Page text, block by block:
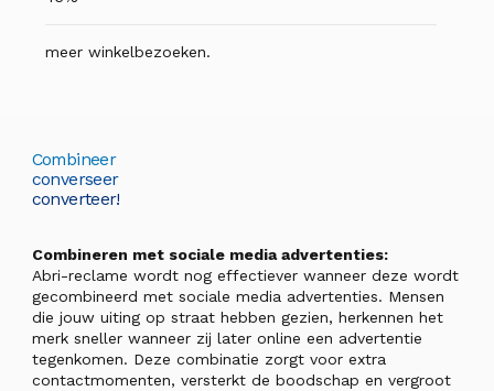
meer winkelbezoeken.
Combineer
converseer
converteer!
Combineren met sociale media advertenties:
Abri-reclame wordt nog effectiever wanneer deze wordt
gecombineerd met sociale media advertenties. Mensen
die jouw uiting op straat hebben gezien, herkennen het
merk sneller wanneer zij later online een advertentie
tegenkomen. Deze combinatie zorgt voor extra
contactmomenten, versterkt de boodschap en vergroot